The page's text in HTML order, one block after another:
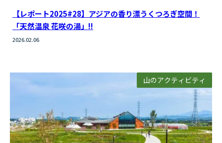
【レポート2025#28】アジアの香り漂うくつろぎ空間！
「天然温泉 花咲の湯」!!
2026.02.06
山のアクティビティ